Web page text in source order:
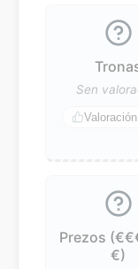
Sen
Valoración
Prezos
€)